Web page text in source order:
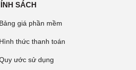
SÁCH
Bảng giá phần mềm
Hình thức thanh toán
ước sử dụng